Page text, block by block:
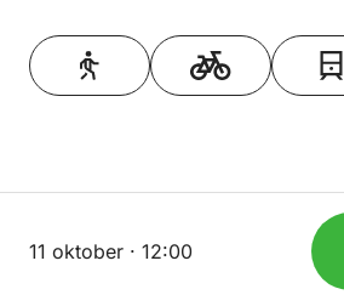
Toon op kaart
11 oktober · 12:00